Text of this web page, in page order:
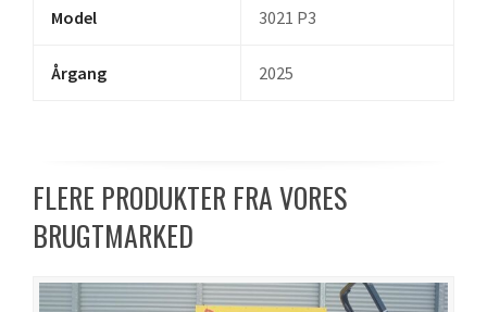
Model 3021 P3
Årgang 2025
FLERE PRODUKTER FRA VORES
BRUGTMARKED